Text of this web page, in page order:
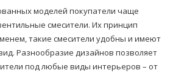
моделей покупатели чаще
смесители. Их принцип
такие смесители удобны и имеют
Разнообразие дизайнов позволяет
под любые виды интерьеров – от